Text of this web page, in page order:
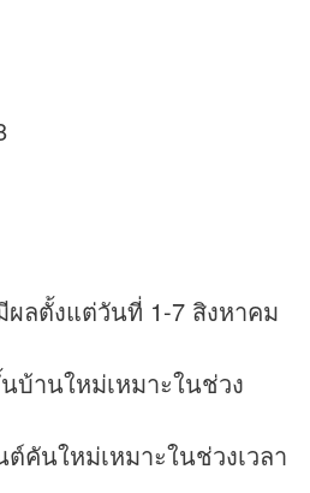
ลตั้งแต่วันที่ 1-7 สิงหาคม
านใหม่เหมาะในช่วง
คันใหม่เหมาะในช่วงเวลา